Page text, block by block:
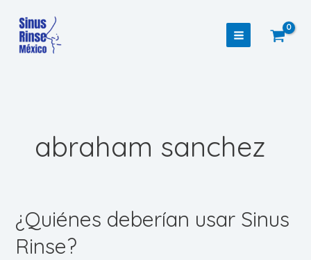
contenido
abraham sanchez
¿Quiénes deberían usar Sinus
Rinse?